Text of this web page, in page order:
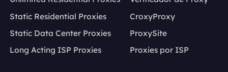
Static Residential Proxies
Static Data Center Proxies
Long Acting ISP Proxies
CroxyProxy
ProxySite
Proxies por ISP